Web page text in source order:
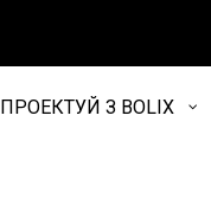
ПРОЕКТУЙ З BOLIX